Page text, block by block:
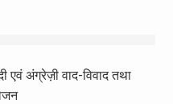
अंग्रेज़ी वाद-विवाद तथा